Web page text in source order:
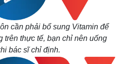
cần phải bổ sung Vitamin để
trên thực tế, bạn chỉ nên uống
bác sĩ chỉ định.